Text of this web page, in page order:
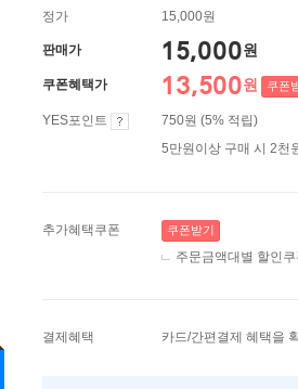
정가 15,000원
판매가 15,000원
쿠폰혜택가 13,500원 쿠폰
YES포인트
750원 (5% 적립)
5만원이상 구매 시 2천
추가혜택쿠폰 쿠폰받기
주문금액대별 할인쿠
결제혜택 카드/간편결제 혜택을